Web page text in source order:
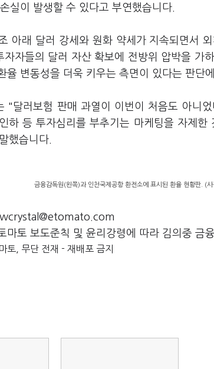
실이 발생할 수 있다고 부연했습니다.
아래 달러 강세와 원화 약세가 지속되면서
자자들의 달러 자산 확보에 전방위 압박을 가
율 변동성을 더욱 키우는 측면이 있다는 판단
"달러보험 판매 과열이 이번이 처음도 아니
하 등 투자심리를 부추기는 마케팅을 자제한
했습니다.
금융감독원(왼쪽)과 인천국제공항 환전소에 표시된 환율 현황판. (
마토 보도준칙 및 윤리강령에 따라 김의중 금
토, 무단 전재 - 재배포 금지